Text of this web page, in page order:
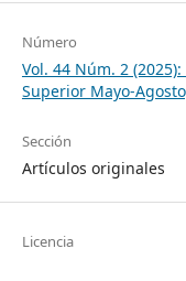
Número
Vol. 44 Núm. 2
Superior Mayo-
Sección
Artículos originales
Licencia